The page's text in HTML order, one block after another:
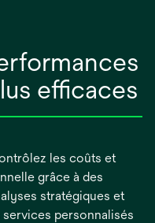
efficaces
les coûts et
grâce à des
stratégiques et
personnalisés